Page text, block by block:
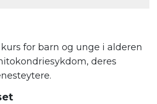
for barn og unge i alderen
deres